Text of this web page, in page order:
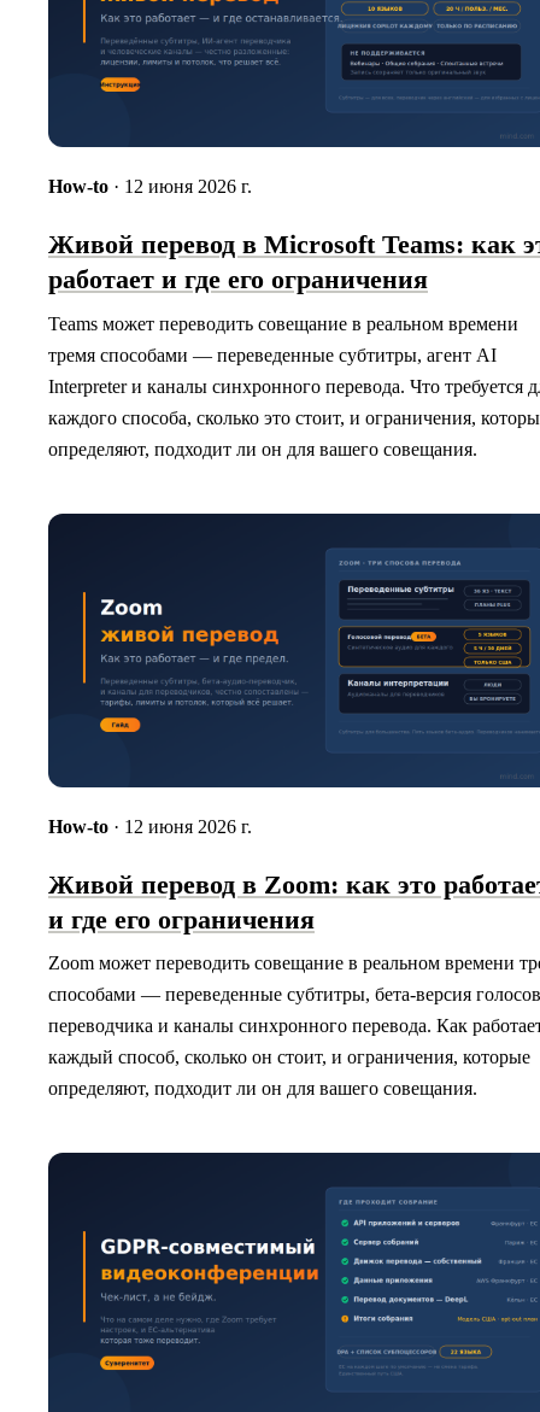
How-to · 12 июня 2026 г.
Живой перевод в Microsoft Teams: как
работает и где его ограничения
Teams может переводить совещание в реальном времени
тремя способами — переведенные субтитры, агент AI
Interpreter и каналы синхронного перевода. Что требуется
каждого способа, сколько это стоит, и ограничения,
определяют, подходит ли он для вашего совещания.
How-to · 12 июня 2026 г.
Живой перевод в Zoom: как это
и где его ограничения
Zoom может переводить совещание в реальном времени
способами — переведенные субтитры, бета-версия
переводчика и каналы синхронного перевода. Как
каждый способ, сколько он стоит, и ограничения, которые
определяют, подходит ли он для вашего совещания.